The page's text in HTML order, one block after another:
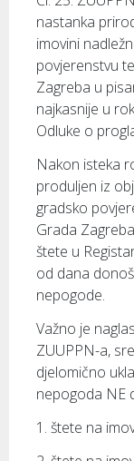
nastanka
imovini
povjerenstvu
Zagreba u
najkasnije u
Odluke o
Nakon isteka
produljen iz
gradsko
Grada
štete u
od dana
nepogode.
Važno je
ZUUPPN-a,
djelomično
nepogoda NE
1. štete na